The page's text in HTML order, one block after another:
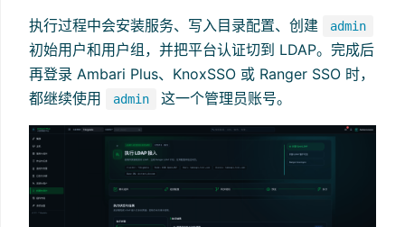
执行过程中会安装服务、写入目录配置、创建 admin
初始用户和用户组，并把平台认证切到 LDAP。完成后
再登录 Ambari Plus、KnoxSSO 或 Ranger SSO 时，
都继续使用
admin 这一个管理员账号。